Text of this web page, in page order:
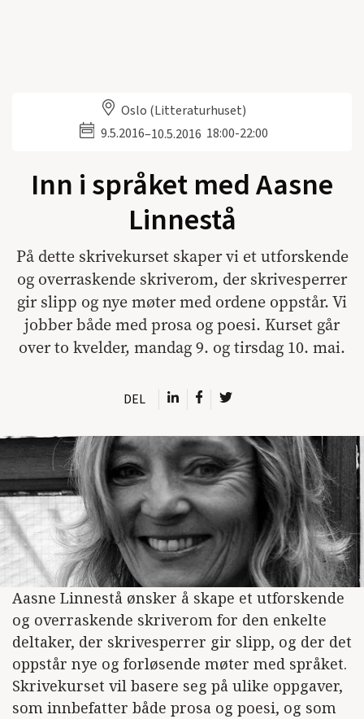
Oslo (Litteraturhuset)
9.5.2016–10.5.2016 18:00-22:00
Inn i språket med Aasne
Linnestå
På dette skrivekurset skaper vi et utforskende
og overraskende skriverom, der skrivesperrer
gir slipp og nye møter med ordene oppstår. Vi
jobber både med prosa og poesi. Kurset går
over to kvelder, mandag 9. og tirsdag 10. mai.
DEL
Aasne Linnestå ønsker å skape et utforskende
og overraskende skriverom for den enkelte
deltaker, der skrivesperrer gir slipp, og der det
oppstår nye og forløsende møter med språket.
Skrivekurset vil basere seg på ulike oppgaver,
som innbefatter både prosa og poesi, og som